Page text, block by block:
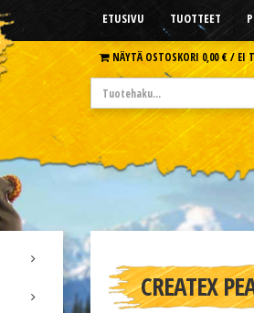
ETUSIVU TUOTTEET
NÄYTÄ OSTOSKORI 0,00 € /EI
CREATEX